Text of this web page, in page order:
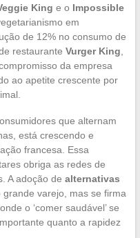
King e o Impossible
em
de 12% no consumo de
restaurante Vurger King
da empresa
ao apetite crescente por
que alternam
está crescendo e
francesa. Essa
obriga as redes de
A adoção de alternativas
varejo, mas se firma
o ‘comer saudável’ se
quanto a rapidez